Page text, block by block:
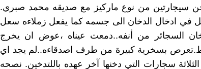
سيجارتين من نوع ماركيز مع صديقه محمد صبري.
في ادخال الدخان الى جسمه كما يفعل زملاءه سعل
السجائر من أنفه..دمعت عيناه ،عوض ان يخرج
بسخرية كبيرة من طرف اصدقاءه..لم يجد اي
سجارات التي دخنها آخر عهده باللتدخين. نصحه